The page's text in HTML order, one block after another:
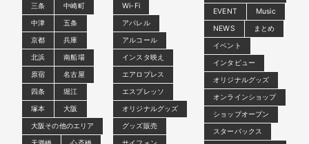
三条
中崎町
中津
五条
京都
兵庫
北浜
南船場
原宿
名古屋
四条
堀江
塚本
大阪
大阪その他のエリア
Wi-Fi
アパレル
アルコール
インスタ映え
エアロプレス
エスプレッソ
オリジナルグッズ
グッズ販売
EVENT
Music
NEWS
まとめ
イベント
インタビュー
オリジナルグッズ
オンラインショップ
ショップオープン
スターバックス